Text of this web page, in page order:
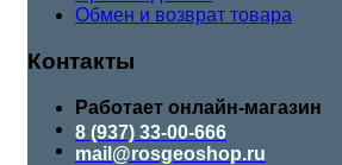
Обмен и возврат товара
Контакты
Работает онлайн-магазин
8 (937) 33-00-666
mail@rosgeoshop.ru